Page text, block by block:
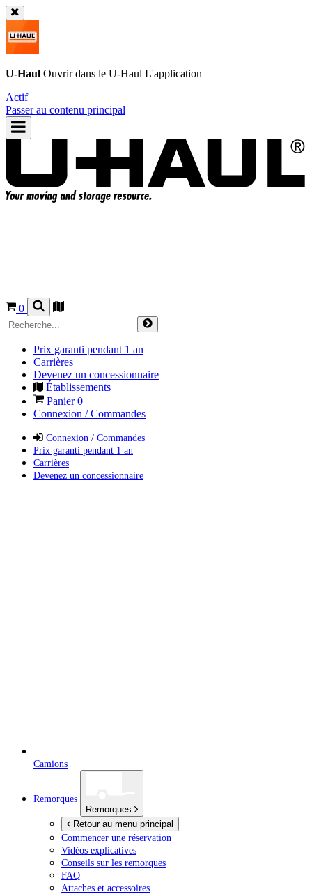
U-Haul Ouvrir dans le U-Haul L'application
Actif
Passer au contenu principal
0
Prix garanti pendant 1 an
Carrières
Devenez un concessionnaire
Établissements
Panier0
Connexion / Commandes
Connexion / Commandes
Prix garanti pendant 1 an
Carrières
Devenez un concessionnaire
Camions
Remorques
Remorques
Retour au menu principal
Commencer une réservation
Vidéos explicatives
Conseils sur les remorques
FAQ
Attaches et accessoires